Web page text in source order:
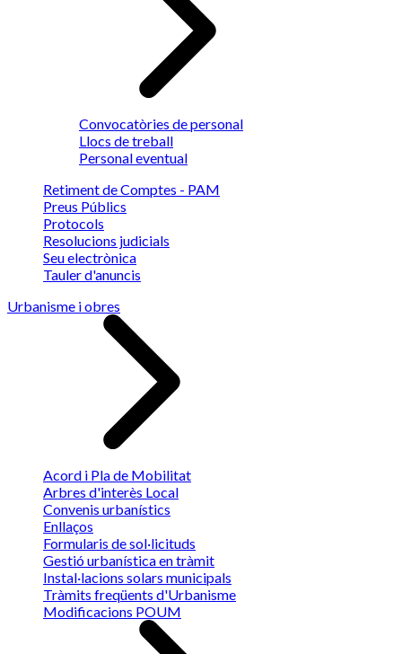
Convocatòries de personal
Llocs de treball
Personal eventual
Retiment de Comptes - PAM
Preus Públics
Protocols
Resolucions judicials
Seu electrònica
Tauler d'anuncis
Urbanisme i obres
Acord i Pla de Mobilitat
Arbres d'interès Local
Convenis urbanístics
Enllaços
Formularis de sol·licituds
Gestió urbanística en tràmit
Instal·lacions solars municipals
Tràmits freqüents d'Urbanisme
Modificacions POUM